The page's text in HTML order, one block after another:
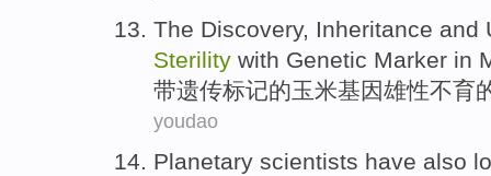
The Discovery, Inheritance and
Sterility with Genetic Marker in
带遗传标记的玉米基因雄性不育
youdao
Planetary scientists have also